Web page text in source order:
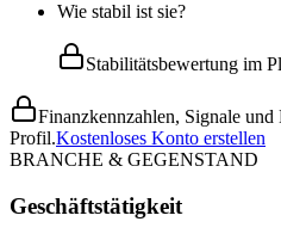
Wie stabil ist sie?
Stabilitätsbewertung im
Finanzkennzahlen, Signale
Profil.Kostenloses Konto erstellen
BRANCHE & GEGENSTAND
Geschäftstätigkeit